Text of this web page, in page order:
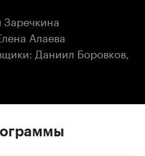
Алаева
Даниил Боровков,